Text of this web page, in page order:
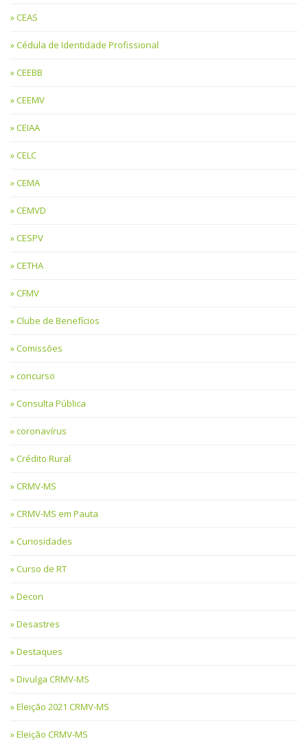
CEAS
Cédula de Identidade Profissional
CEEBB
CEEMV
CEIAA
CELC
CEMA
CEMVD
CESPV
CETHA
CFMV
Clube de Benefícios
Comissões
concurso
Consulta Pública
coronavírus
Crédito Rural
CRMV-MS
CRMV-MS em Pauta
Curiosidades
Curso de RT
Decon
Desastres
Destaques
Divulga CRMV-MS
Eleição 2021 CRMV-MS
Eleição CRMV-MS